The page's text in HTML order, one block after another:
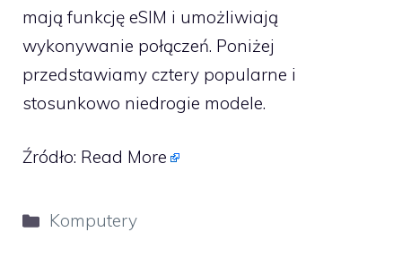
mają funkcję eSIM i umożliwiają
wykonywanie połączeń. Poniżej
przedstawiamy cztery popularne i
stosunkowo niedrogie modele.
Źródło: Read More
Kategorie
Komputery